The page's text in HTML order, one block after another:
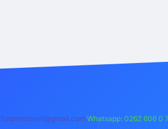
forumhizmeti@gmail.com Whatsapp: 0262 606 0